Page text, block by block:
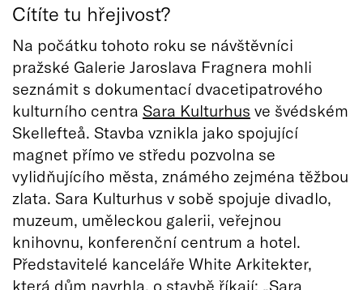
Cítíte tu hřejivost?
Na počátku tohoto roku se návštěvníci
pražské Galerie Jaroslava Fragnera mohli
seznámit s dokumentací dvacetipatrového
kulturního centra Sara Kulturhus ve švédském
Skellefteå. Stavba vznikla jako spojující
magnet přímo ve středu pozvolna se
vylidňujícího města, známého zejména těžbou
zlata. Sara Kulturhus v sobě spojuje divadlo,
muzeum, uměleckou galerii, veřejnou
knihovnu, konferenční centrum a hotel.
Představitelé kanceláře White Arkitekter,
která dům navrhla, o stavbě říkají: „Sara